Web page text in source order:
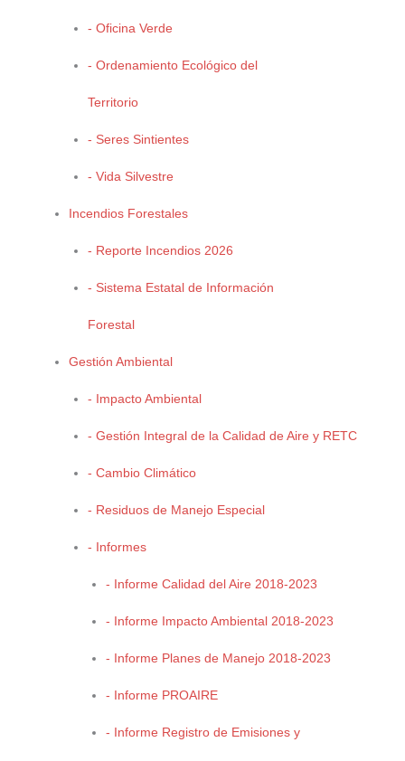
- Oficina Verde
- Ordenamiento Ecológico del
Territorio
- Seres Sintientes
- Vida Silvestre
Incendios Forestales
- Reporte Incendios 2026
- Sistema Estatal de Información
Forestal
Gestión Ambiental
- Impacto Ambiental
- Gestión Integral de la Calidad de Aire y RETC
- Cambio Climático
- Residuos de Manejo Especial
- Informes
- Informe Calidad del Aire 2018-2023
- Informe Impacto Ambiental 2018-2023
- Informe Planes de Manejo 2018-2023
- Informe PROAIRE
- Informe Registro de Emisiones y
Programa de Manejo:Resumen DOF 05/06/2015
Horario de Atención de 9:00 a.m. a 4:00 p.m.
(844) 698-10-98, 698-10-91, 698-10-92